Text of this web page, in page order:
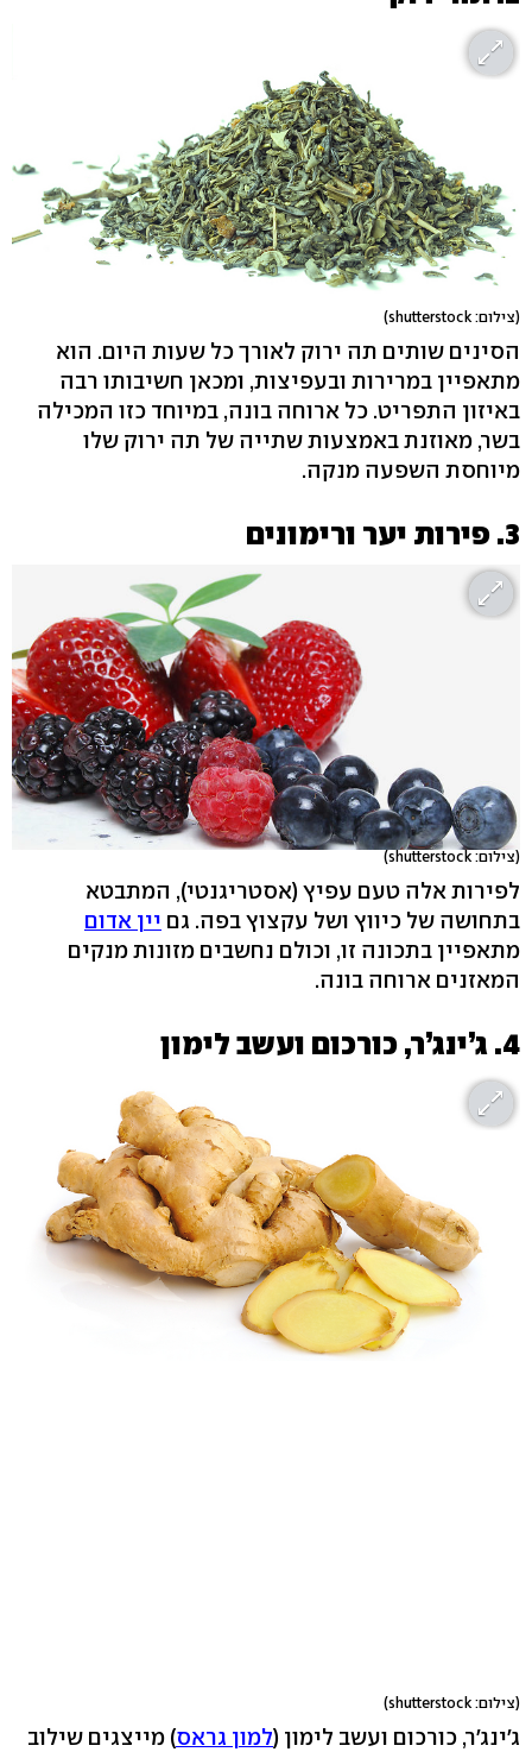
(צילום: shutterstock)
הסינים שותים תה ירוק לאורך כל שעות היום. הוא
מתאפיין במרירות ובעפיצות, ומכאן חשיבותו רבה
באיזון התפריט. כל ארוחה בונה, במיוחד כזו המכילה
בשר, מאוזנת באמצעות שתייה של תה ירוק שלו
מיוחסת השפעה מנקה.
3. פירות יער ורימונים
(צילום: shutterstock)
לפירות אלה טעם עפיץ (אסטריגנטי), המתבטא
בתחושה של כיווץ ושל עקצוץ בפה. גם יין אדום
מתאפיין בתכונה זו, וכולם נחשבים מזונות מנקים
המאזנים ארוחה בונה.
4. ג’ינג’ר, כורכום ועשב לימון
(צילום: shutterstock)
ג'ינג'ר, כורכום ועשב לימון (למון גראס) מייצגים שילוב